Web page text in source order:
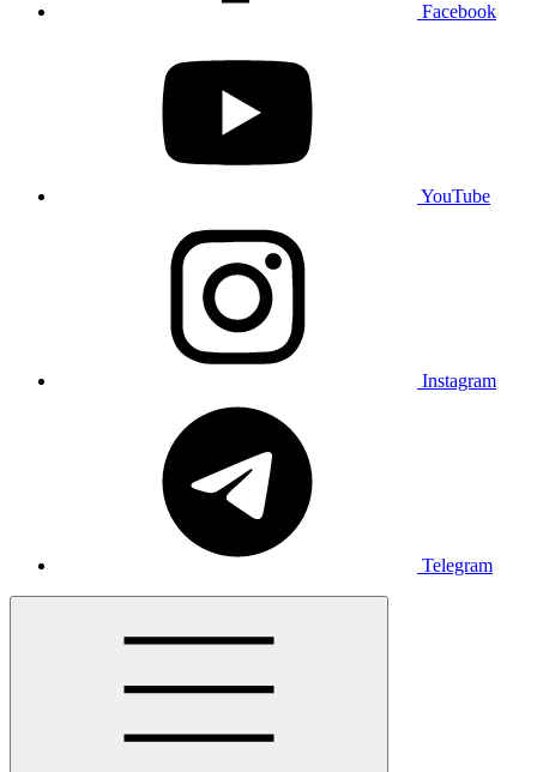
Facebook
YouTube
Instagram
Telegram